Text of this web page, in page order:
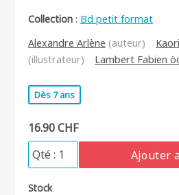
Collection : Bd petit format
Alexandre Arlène (auteur)
Kaori
(illustrateur)
Lambert Fabien
Dès 7 ans
16.90 CHF
Ajouter
Stock